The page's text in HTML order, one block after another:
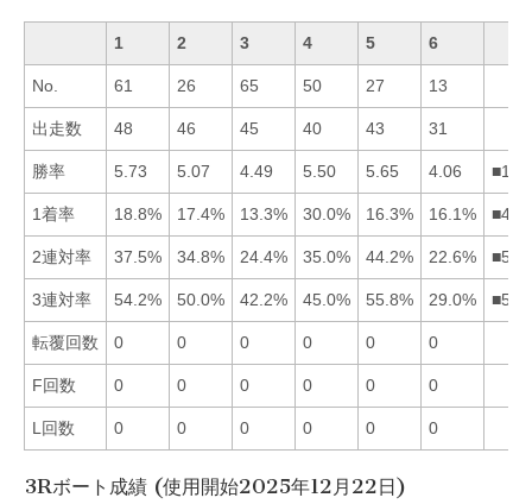
1 2 3 4 5 6
No. 61 26 65 50 27 13
出走数 48 46 45 40 43 31
勝率 5.73 5.07 4.49 5.50 5.65 4.06
1着率 18.8% 17.4% 13.3% 30.0% 16.3% 16.1%
2連対率 37.5% 34.8% 24.4% 35.0% 44.2% 22.6%
3連対率 54.2% 50.0% 42.2% 45.0% 55.8% 29.0%
転覆回数 0 0 0 0 0 0
F回数 0 0 0 0 0 0
L回数 0 0 0 0 0 0
3Rボート成績 (使用開始2025年12月22日)